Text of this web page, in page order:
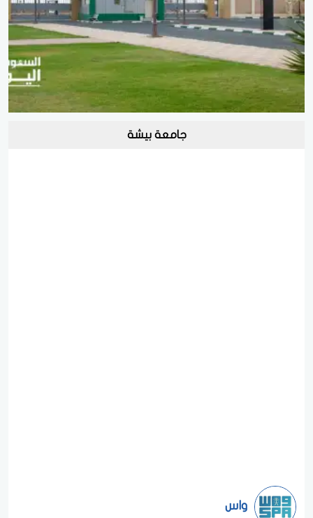
جامعة بيشة
واس